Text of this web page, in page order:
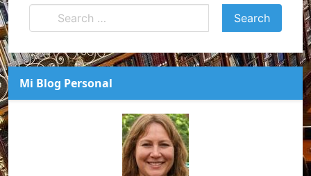
Mi Blog Personal